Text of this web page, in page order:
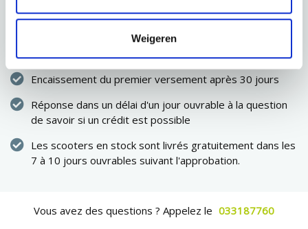
Weigeren
Pas de dépenses élevées en une seule fois
Encaissement du premier versement après 30 jours
Réponse dans un délai d'un jour ouvrable à la question
de savoir si un crédit est possible
Les scooters en stock sont livrés gratuitement dans les
7 à 10 jours ouvrables suivant l'approbation.
Vous avez des questions ? Appelez le 033187760